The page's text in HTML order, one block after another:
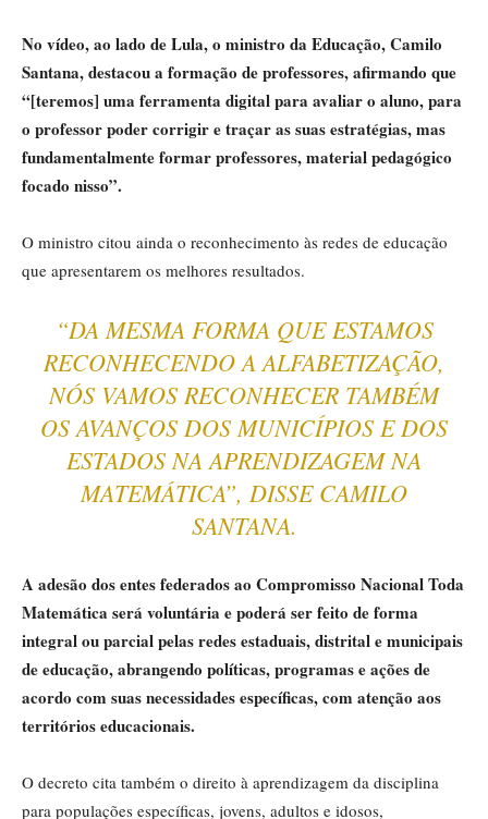
No vídeo, ao lado de Lula, o ministro da Educação, Camilo
Santana, destacou a formação de professores, afirmando que
“[teremos] uma ferramenta digital para avaliar o aluno, para
o professor poder corrigir e traçar as suas estratégias, mas
fundamentalmente formar professores, material pedagógico
focado nisso”.
O ministro citou ainda o reconhecimento às redes de educação
que apresentarem os melhores resultados.
“DA MESMA FORMA QUE ESTAMOS
RECONHECENDO A ALFABETIZAÇÃO,
NÓS VAMOS RECONHECER TAMBÉM
OS AVANÇOS DOS MUNICÍPIOS E DOS
ESTADOS NA APRENDIZAGEM NA
MATEMÁTICA”, DISSE CAMILO
SANTANA.
A adesão dos entes federados ao Compromisso Nacional Toda
Matemática será voluntária e poderá ser feito de forma
integral ou parcial pelas redes estaduais, distrital e municipais
de educação, abrangendo políticas, programas e ações de
acordo com suas necessidades específicas, com atenção aos
territórios educacionais.
O decreto cita também o direito à aprendizagem da disciplina
para populações específicas, jovens, adultos e idosos,